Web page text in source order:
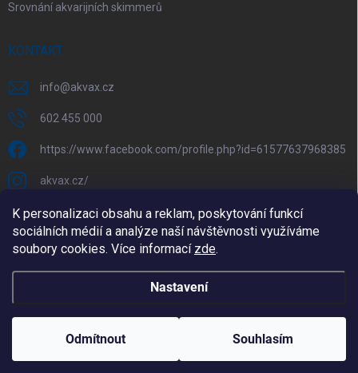
K personalizaci obsahu a reklam, poskytování funkcí
sociálních médií a analýze naší návštěvnosti využíváme
soubory cookies. Více informací zde.
Nastavení
Odmítnout Souhlasím
Srovnání akvarijních skimmerů
KONTAKT
info@akvax.cz
602 455 000
https://www.facebook.com/profile.php?id=61577637968385
akvax.cz/
602 455 000
@akvax_cz
Vytvořil Shoptet
Copyright 2026AkvaX.cz. Všechna práva vyhrazena.Upravit nastavení